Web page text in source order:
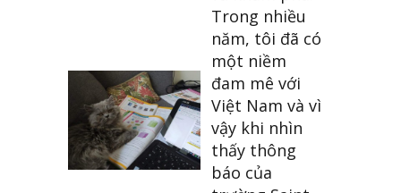
Trong nhiều
năm, tôi đã có
một niềm
đam mê với
Việt Nam và vì
vậy khi nhìn
thấy thông
báo của